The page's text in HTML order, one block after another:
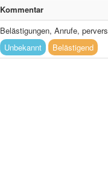
Kommentar
Belästigungen, Anrufe, pervers
Unbekannt
Belästigend